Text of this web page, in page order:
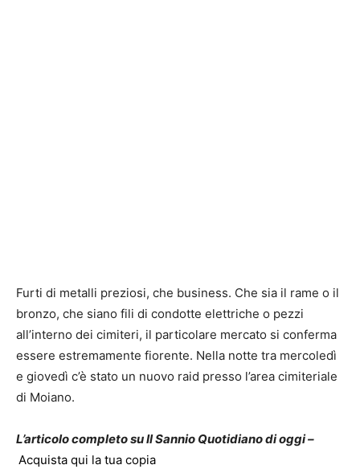
Furti di metalli preziosi, che business. Che sia il rame o il
bronzo, che siano fili di condotte elettriche o pezzi
all’interno dei cimiteri, il particolare mercato si conferma
essere estremamente fiorente. Nella notte tra mercoledì
e giovedì c’è stato un nuovo raid presso l’area cimiteriale
di Moiano.
L’articolo completo su Il Sannio Quotidiano di oggi –
Acquista qui la tua copia